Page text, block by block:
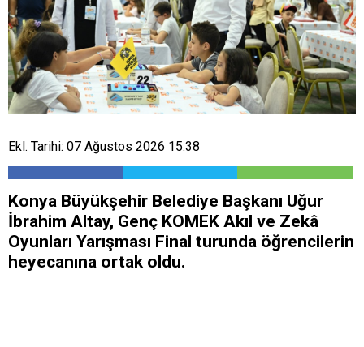
Ekl. Tarihi: 07 Ağustos 2026 15:38
Konya Büyükşehir Belediye Başkanı Uğur
İbrahim Altay, Genç KOMEK Akıl ve Zekâ
Oyunları Yarışması Final turunda öğrencilerin
heyecanına ortak oldu.